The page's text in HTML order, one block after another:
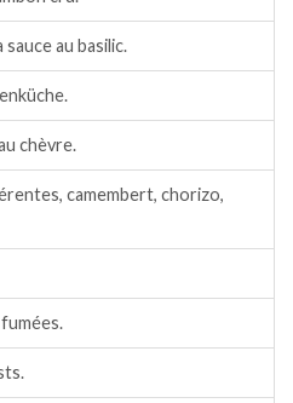
au basilic.
chèvre.
camembert, chorizo,